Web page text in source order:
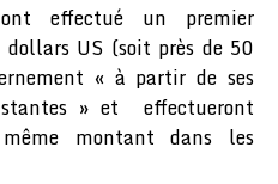
effectué un premier
US (soit près de 50
« à partir de ses
» et effectueront
montant dans les